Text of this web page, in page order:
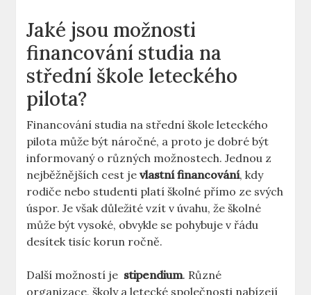
Jaké jsou možnosti
financování studia na
střední⁢ škole leteckého
pilota?
Financování studia na střední škole leteckého
pilota může být náročné, a proto je dobré být
informovaný​ o různých‍ možnostech. Jednou z
⁢nejběžnějších cest jevlastní⁤ financování, kdy
rodiče ‍nebo studenti platí školné přímo ze svých
úspor. Je však důležité vzít v úvahu, že školné
může být​ vysoké, obvykle se pohybuje v řádu
desítek tisíc korun ročně.
Další možností je ‍ stipendium. Různé‍
organizace, školy ​a letecké​ společnosti nabízejí